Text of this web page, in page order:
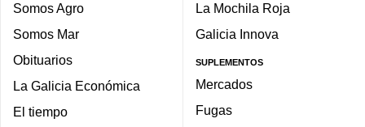
Somos Agro
Somos Mar
Obituarios
La Galicia Económica
El tiempo
La Mochila Roja
Galicia Innova
SUPLEMENTOS
Mercados
Fugas